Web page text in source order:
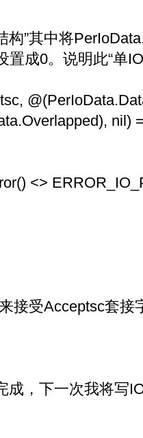
”其中将
置成0。说明此“单
nil)
<>
接受Acceptsc套接
成，下一次我将写